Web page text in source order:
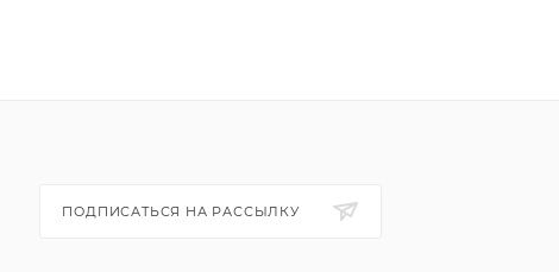
ПОДПИСАТЬСЯ НА РАССЫЛКУ